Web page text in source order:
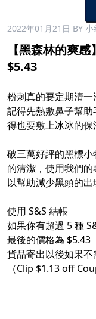
2022年01月21日 BY 小
【黑森林的爽
$5.43
粉刺真的要定期清
記得先熱敷鼻子幫
得也要敷上冰冰的
破三萬好評的黑標
的清潔，使用我們
以幫助減少黑頭的
使用 S&S 結帳​
如果你有超過 5 種
最後的價格為 $5.43
貨品寄出以後如果
（Clip $1.13 off